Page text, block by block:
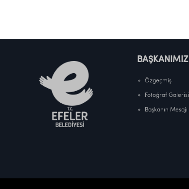
BAŞKANIMIZ
Özgeçmiş
Fotoğraf Galerisi
Başkanın Mesajı